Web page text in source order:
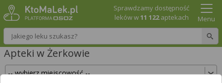
Wpisz nazwę leku
Sprawdzamy dostępność
leków w11 122aptekach Menu
Apteki w Żerkowie